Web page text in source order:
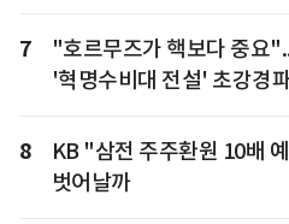
7
"호르무즈가 핵보다 중요
'혁명수비대 전설' 초강경
8
KB "삼전 주주환원 10배
벗어날까